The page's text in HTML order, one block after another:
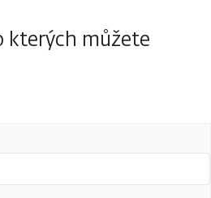
kterých můžete